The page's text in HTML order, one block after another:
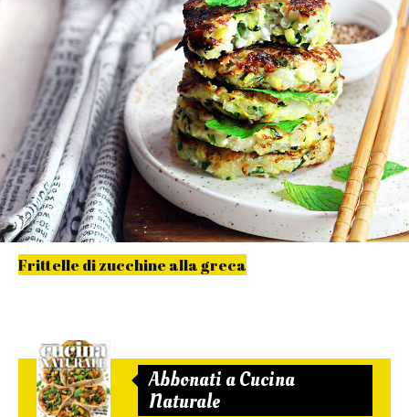
Frittelle di zucchine alla greca
Abbonati a Cucina
Naturale